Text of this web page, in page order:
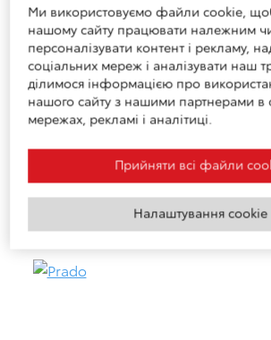
Premium
2026 рік
Двигун
2.0 Hybrid, AWD-i e-CVT
Коробка передач
гібридна безступенева з
керуванням (e-CVT)
Тип пального
неетилований бензин з
95 або вище
Ми використовуємо файли cookie,
нашому сайту працювати належним
персоналізувати контент і рекламу,
соціальних мереж і аналізувати наш
ділимося інформацією про
нашого сайту з нашими партнерами в
мережах, рекламі і аналітиці.
Прийняти всі файли
Налаштування cookie